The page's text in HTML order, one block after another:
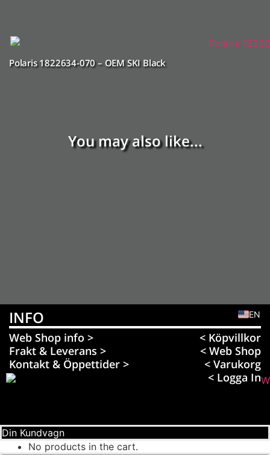
Polaris 1822634-070 – OEM SKI Black
You may also like...
EN
< Köpvillkor
< Web Shop
< Varukorg
< Logga In
INFO
Web Shop info >
Frakt & Leverans >
Kontakt & Öppettider >
Din Kundvagn
No products in the cart.